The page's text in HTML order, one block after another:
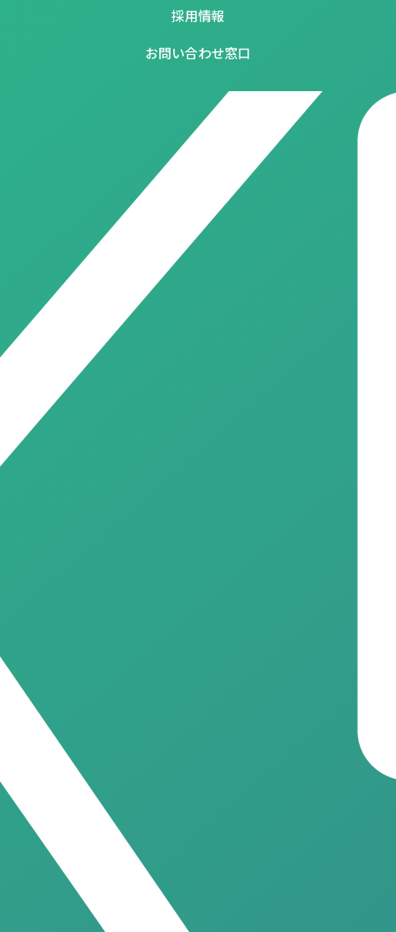
採用情報
お問い合わせ窓口